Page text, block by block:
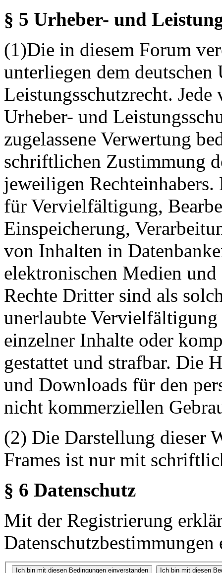
§ 5 Urheber- und
(1)Die in diesem Forum
unterliegen dem deutschen
Leistungsschutzrecht. Jede
Urheber- und
zugelassene Verwertung
schriftlichen Zustimmung
jeweiligen
für Vervielfältigung,
Einspeicherung,
von Inhalten in
elektronischen Medien
Rechte Dritter sind als
unerlaubte Vervielfältigung
einzelner Inhalte oder
gestattet und strafbar. Die
und Downloads für den
nicht kommerziellen
(2) Die Darstellung dieser
Frames ist nur mit
§ 6 Datenschutz
Mit der Registrierung
Datenschutzbestimmungen